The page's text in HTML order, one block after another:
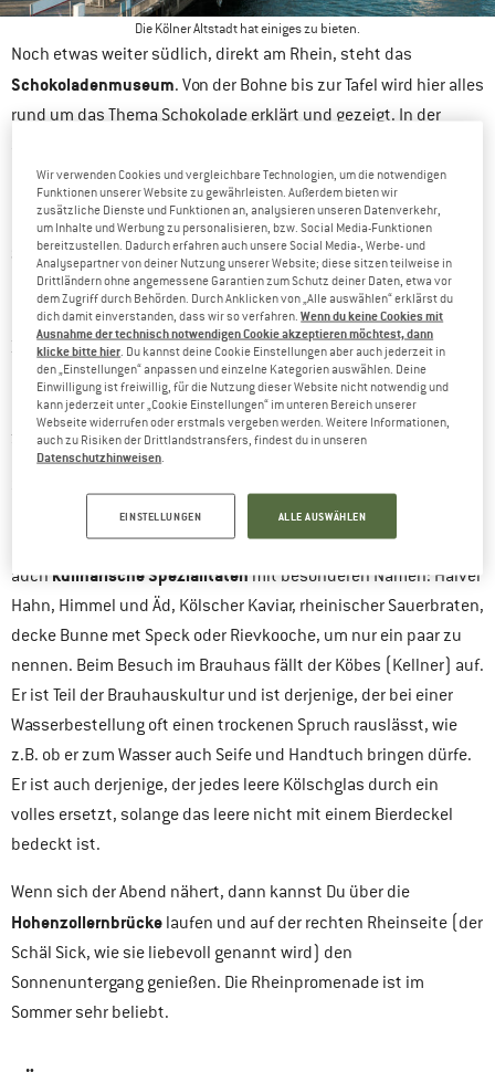
Die Kölner Altstadt hat einiges zu bieten.
Noch etwas weiter südlich, direkt am Rhein, steht das
Schokoladenmuseum. Von der Bohne bis zur Tafel wird hier alles
rund um das Thema Schokolade erklärt und gezeigt. In der
Prozess sogar gustativ erlebbar.
Köln hat eine Vielzahl an Museen anzubieten. DasKölnische
Stadtmuseuminformiert über die Stadt und ihre Geschichte.
DasFarina-Haus(Geburtshaus des Eau de Cologne) behandelt
das große Thema Duft. ImNS-Dokumentationszentrumwird die
Zeit des Nationalsozialismus behandelt.Wallraf-Richartzund
dasMuseum Ludwigsind wunderbare Anlaufstellen für
Kunstbegeisterte. Dies ist nur eine kleine Auswahl der Museen,
zu welchen du in Köln wandern kannst.
Hunger bekommen, dann ist ein Besuch in einem der
Brauhäuser ein MUSS. Hier gibt es neben dem Lokalgetränk
auch kulinarische Spezialitäten mit besonderen Namen: Halver
Hahn, Himmel und Äd, Kölscher Kaviar, rheinischer Sauerbraten,
decke Bunne met Speck oder Rievkooche, um nur ein paar zu
nennen. Beim Besuch im Brauhaus fällt der Köbes (Kellner) auf.
Er ist Teil der Brauhauskultur und ist derjenige, der bei einer
Wasserbestellung oft einen trockenen Spruch rauslässt, wie
z.B. ob er zum Wasser auch Seife und Handtuch bringen dürfe.
Er ist auch derjenige, der jedes leere Kölschglas durch ein
volles ersetzt, solange das leere nicht mit einem Bierdeckel
bedeckt ist.
Wenn sich der Abend nähert, dann kannst Du über die
Hohenzollernbrücke laufen und auf der rechten Rheinseite (der
Schäl Sick, wie sie liebevoll genannt wird) den
Sonnenuntergang genießen. Die Rheinpromenade ist im
Sommer sehr beliebt.
Wir verwenden Cookies und vergleichbare Technologien, um die notwendigen
Funktionen unserer Website zu gewährleisten. Außerdem bieten wir
zusätzliche Dienste und Funktionen an, analysieren unseren Datenverkehr,
um Inhalte und Werbung zu personalisieren, bzw. Social Media-Funktionen
bereitzustellen. Dadurch erfahren auch unsere Social Media-, Werbe- und
Analysepartner von deiner Nutzung unserer Website; diese sitzen teilweise in
Drittländern ohne angemessene Garantien zum Schutz deiner Daten, etwa vor
dem Zugriff durch Behörden. Durch Anklicken von „Alle auswählen“ erklärst du
dich damit einverstanden, dass wir so verfahren.Wenn du keine Cookies mit
Ausnahme der technisch notwendigen Cookie akzeptieren möchtest, dann
klicke bitte hier . Du kannst deine Cookie Einstellungen aber auch jederzeit in
den „Einstellungen“ anpassen und einzelne Kategorien auswählen. Deine
Einwilligung ist freiwillig, für die Nutzung dieser Website nicht notwendig und
kann jederzeit unter „Cookie Einstellungen“ im unteren Bereich unserer
Webseite widerrufen oder erstmals vergeben werden. Weitere Informationen,
auch zu Risiken der Drittlandstransfers, findest du in unseren
Datenschutzhinweisen
EINSTELLUNGEN ALLE AUSWÄHLEN